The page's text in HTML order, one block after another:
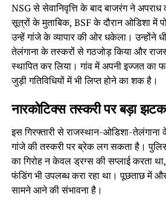
NSG से सेवानिवृत्ति के बाद बाजरंग ने
सूत्रों के मुताबिक, BSF के दौरान ओडिशा में
उन्हें गांजे के व्यापार की ओर धकेला। उन्होंने
तेलंगाना के तस्करों से गठजोड़ किया और
स्थापित कर लिया। गांव में अपनी इज्जत का
जुड़ी गतिविधियों में भी लिप्त होने का शक है।
नारकोटिक्स तस्करी पर बड़ा
इस गिरफ्तारी से राजस्थान-ओडिशा-
गांजे की तस्करी पर ब्रेक लग सकता है।
का गिरोह न केवल ड्रग्स की सप्लाई करता
फंडिंग भी उपलब्ध करा रहा था। पूछताछ में
सामने आने की संभावना है।